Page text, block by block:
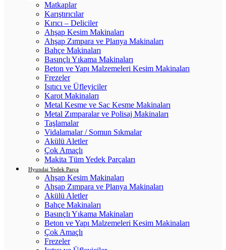
Matkaplar
Karıştırıcılar
Kırıcı – Deliciler
Ahşap Kesim Makinaları
Ahşap Zımpara ve Planya Makinaları
Bahçe Makinaları
Basınçlı Yıkama Makinaları
Beton ve Yapı Malzemeleri Kesim Makinaları
Frezeler
Isıtıcı ve Üfleyiciler
Karot Makinaları
Metal Kesme ve Sac Kesme Makinaları
Metal Zımparalar ve Polisaj Makinaları
Taşlamalar
Vidalamalar / Somun Sıkmalar
Akülü Aletler
Çok Amaçlı
Makita Tüm Yedek Parçaları
Hyundai Yedek Parça
Ahşap Kesim Makinaları
Ahşap Zımpara ve Planya Makinaları
Akülü Aletler
Bahçe Makinaları
Basınçlı Yıkama Makinaları
Beton ve Yapı Malzemeleri Kesim Makinaları
Çok Amaçlı
Frezeler